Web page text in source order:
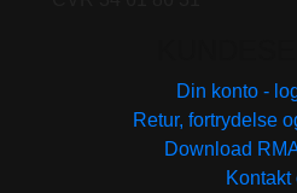
Din konto -
Retur, fortrydelse
Download
Kontakt